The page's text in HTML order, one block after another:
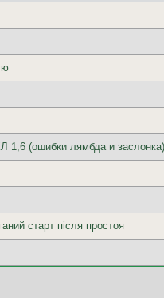
1,6 (ошибки лямбда и заслонка)
старт після простоя